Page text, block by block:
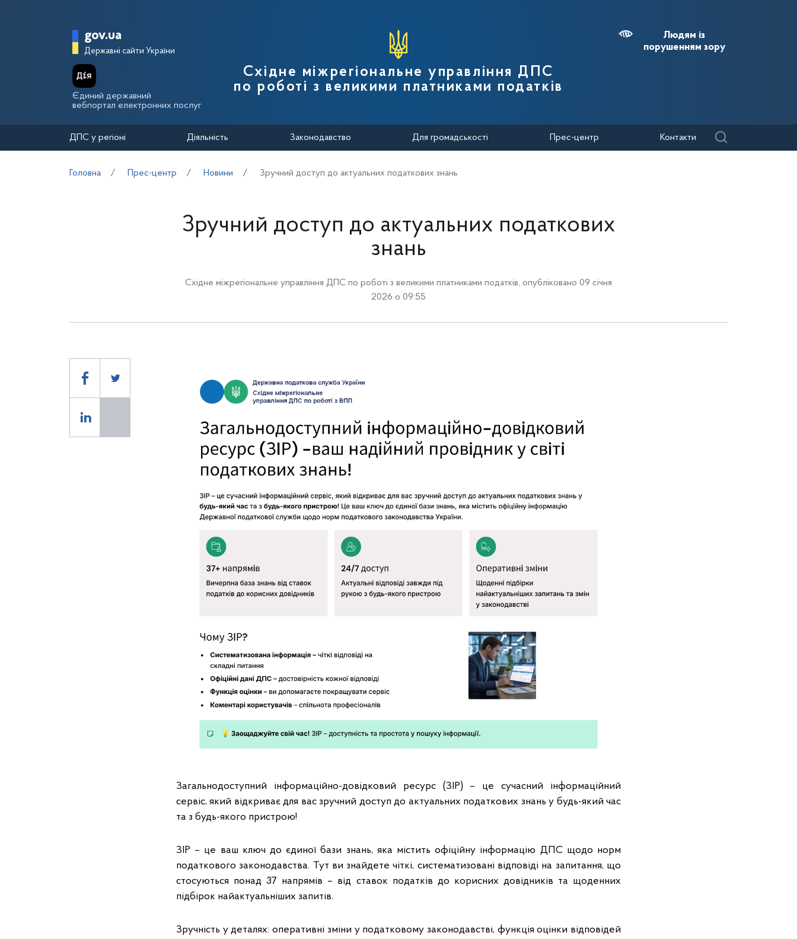
Головна сторінка Державної податкової служби України
gov.ua
Державні сайти України
Єдиний державний
вебпортал електронних послуг
Східне міжрегіональне управління ДПС
по роботі з великими платниками податків
Людям із
порушенням зору
ДПС у регіоні Діяльність Законодавство Для громадськості Прес-центр Контакти
Головна Прес-центр Новини Зручний доступ до актуальних податкових знань
Зручний доступ до актуальних податкових
знань
Східне міжрегіональне управління ДПС по роботі з великими платниками податків, опубліковано 09 січня
2026 о 09:55
Загальнодоступний інформаційно-довідковий ресурс (ЗІР) – це сучасний інформаційний
сервіс, який відкриває для вас зручний доступ до актуальних податкових знань у будь-який час
та з будь-якого пристрою!
ЗІР – це ваш ключ до єдиної бази знань, яка містить офіційну інформацію ДПС щодо норм
податкового законодавства. Тут ви знайдете чіткі, систематизовані відповіді на запитання, що
стосуються понад 37 напрямів – від ставок податків до корисних довідників та щоденних
підбірок найактуальніших запитів.
Зручність у деталях: оперативні зміни у податковому законодавстві, функція оцінки відповідей